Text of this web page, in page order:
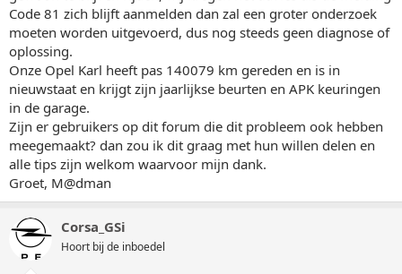
Code 81 zich blijft aanmelden dan zal een groter onderzoek
moeten worden uitgevoerd, dus nog steeds geen diagnose of
oplossing.
Onze Opel Karl heeft pas 140079 km gereden en is in
nieuwstaat en krijgt zijn jaarlijkse beurten en APK keuringen
in de garage.
Zijn er gebruikers op dit forum die dit probleem ook hebben
meegemaakt? dan zou ik dit graag met hun willen delen en
alle tips zijn welkom waarvoor mijn dank.
Groet, M@dman
Corsa_GSi
Hoort bij de inboedel